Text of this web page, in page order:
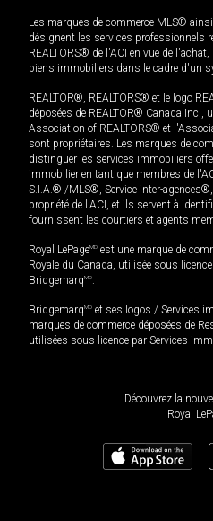
Les marques de commerce MLS®
désignent les services professionnels
REALTORS® de l'ACI en vue de
biens immobiliers dans le cadre d'un
REALTOR®, REALTORS® et le logo
déposées de REALTOR® Canada Inc.,
Association of REALTORS® et
sont propriétaires. Les marques de
distinguer les services immobiliers
immobilier en tant que membres de
S.I.A.® /MLS®, Service inter-
propriété de l'ACI, et ils servent à
fournissent les courtiers et agents
Royal LePageMD est une marque de
Royale du Canada, utilisée sous
BridgemarqMD
BridgemarqMD et ses logos / Services
marques de commerce déposées de
utilisées sous licence par Services
Découvrez la
Royal